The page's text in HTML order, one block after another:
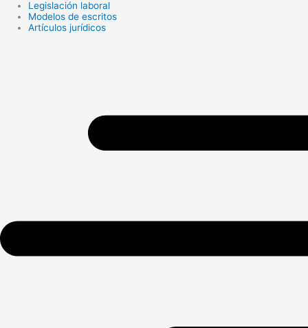
Legislación laboral
Modelos de escritos
Artículos jurídicos
Search